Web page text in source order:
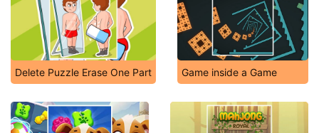
Delete Puzzle Erase One Part Game inside a Game